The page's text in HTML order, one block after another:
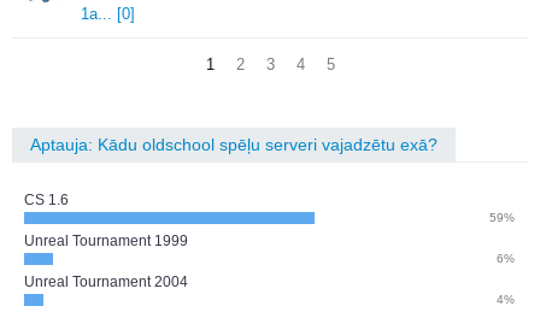
1a.
[0]
1 2 3 4 5
Aptauja: Kādu oldschool spēļu serveri vajadzētu exā?
CS 1.6
59%
Unreal Tournament 1999
6%
Unreal Tournament 2004
4%